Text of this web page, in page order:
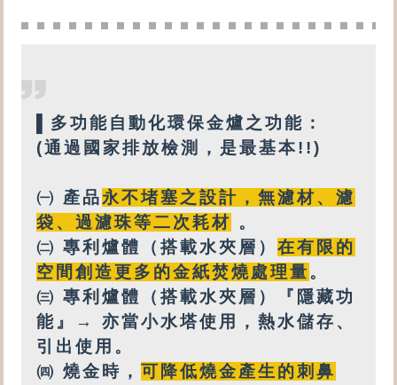
多功能自動化環保金爐之功能：
(通過國家排放檢測，是最基本!!)
㈠ 產品永不堵塞之設計 ， 無濾材、濾
袋、過濾珠等二次耗材 。
㈡ 專利 爐體（搭載水夾層 ） 在有限的
空間創造更多的金紙焚燒處理量 。
㈢ 專利爐體（搭載水夾層）『隱藏功
能』→ 亦當小水塔使用， 熱水儲存、
引出使用。
㈣ 燒金時， 可降低燒金產生的刺鼻